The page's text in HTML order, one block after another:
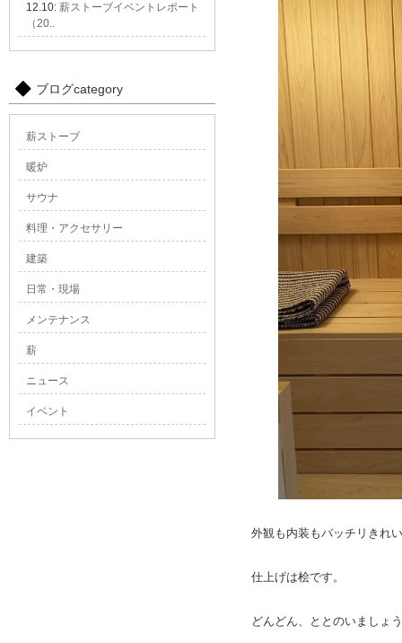
外観も内装もバッチリきれ
仕上げは桧です。
どんどん、ととのいましょ
12.10: 薪ストーブイベントレポート
（20..
ブログcategory
薪ストーブ
暖炉
サウナ
料理・アクセサリー
建築
日常・現場
メンテナンス
薪
ニュース
イベント